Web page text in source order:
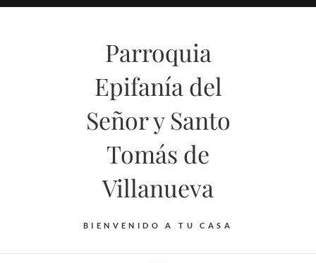
Saltar
Parroquia
Epifanía del
Señor y Santo
Tomás de
Villanueva
BIENVENIDO A TU CASA